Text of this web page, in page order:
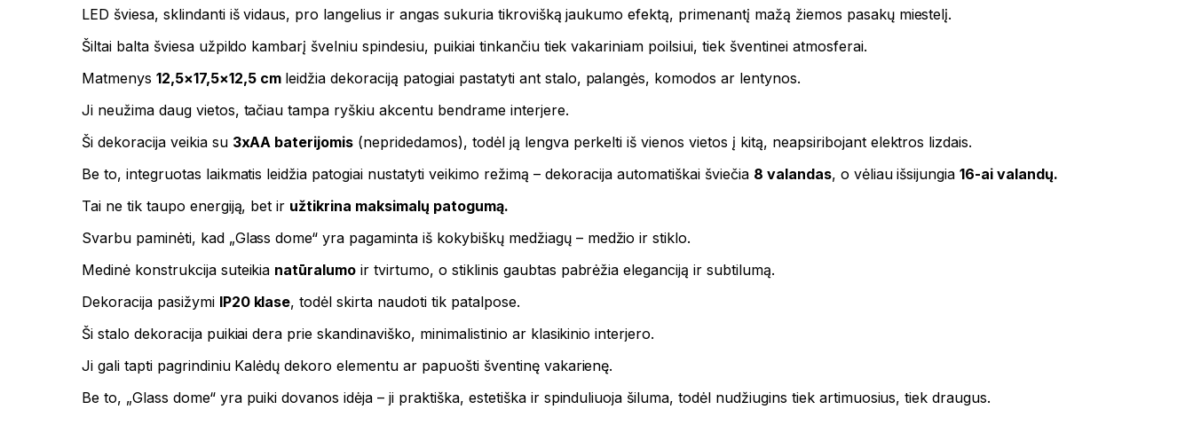
LED šviesa, sklindanti iš vidaus, pro langelius ir angas sukuria tikrovišką jaukumo efektą, primenantį mažą žiemos pasakų miestelį.
Šiltai balta šviesa užpildo kambarį švelniu spindesiu, puikiai tinkančiu tiek vakariniam poilsiui, tiek šventinei atmosferai.
Matmenys 12,5×17,5×12,5 cmleidžia dekoraciją patogiai pastatyti ant stalo, palangės, komodos ar lentynos.
Ji neužima daug vietos, tačiau tampa ryškiu akcentu bendrame interjere.
Ši dekoracija veikia su 3xAA baterijomis (nepridedamos), todėl ją lengva perkelti iš vienos vietos į kitą, neapsiribojant elektros lizdais.
Be to, integruotas laikmatis leidžia patogiai nustatyti veikimo režimą – dekoracija automatiškai šviečia 8 valandas, o vėliau išsijungia16-ai valandų.
Tai ne tik taupo energiją, bet ir užtikrina maksimalų patogumą.
Svarbu paminėti, kad „Glass dome“ yra pagaminta iš kokybiškų medžiagų – medžio ir stiklo.
Medinė konstrukcija suteikia natūralumo ir tvirtumo, o stiklinis gaubtas pabrėžia eleganciją ir subtilumą.
Dekoracija pasižymi IP20 klase, todėl skirta naudoti tik patalpose.
Ši stalo dekoracija puikiai dera prie skandinaviško, minimalistinio ar klasikinio interjero.
Ji gali tapti pagrindiniu Kalėdų dekoro elementu ar papuošti šventinę vakarienę.
Be to, „Glass dome“ yra puiki dovanos idėja – ji praktiška, estetiška ir spinduliuoja šiluma, todėl nudžiugins tiek artimuosius, tiek draugus.